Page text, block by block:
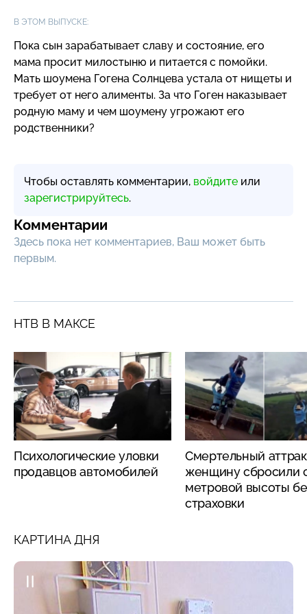
В ЭТОМ ВЫПУСКЕ:
Пока сын зарабатывает славу и состояние, его
мама просит милостыню и питается с помойки.
Мать шоумена Гогена Солнцева устала от нищеты и
требует от него алименты. За что Гоген наказывает
родную маму и чем шоумену угрожают его
родственники?
Чтобы оставлять комментарии, войдите или
зарегистрируйтесь.
Комментарии
Здесь пока нет комментариев, Ваш может быть
первым.
НТВ В МАКСЕ
Психологические уловки
продавцов автомобилей
Смертельный
женщину сбросили
метровой высоты
страховки
КАРТИНА ДНЯ